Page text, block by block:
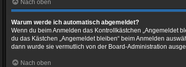
Nach oben
Warum werde ich automatisch abgemeldet?
Wenn du beim Anmelden das Kontrollkästchen „Angemeldet
du das Kästchen „Angemeldet bleiben“ beim Anmelden
dann wurde sie vermutlich von der Board-Administration
Nach oben